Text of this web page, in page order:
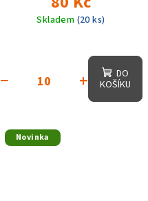
350m/min
Skladem (20 ks)
+
−
DO
KOŠÍKU
Novinka